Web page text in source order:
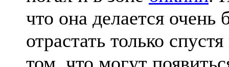
что она делается
отрастать только